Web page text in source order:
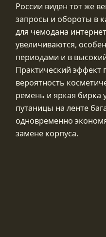
России виден тот же
запросы и обороты в
для чемодана
увеличиваются,
периодами и в
Практический эффект
вероятность
ремень и яркая бирка
путаницы на ленте
одновременно
замене корпуса.